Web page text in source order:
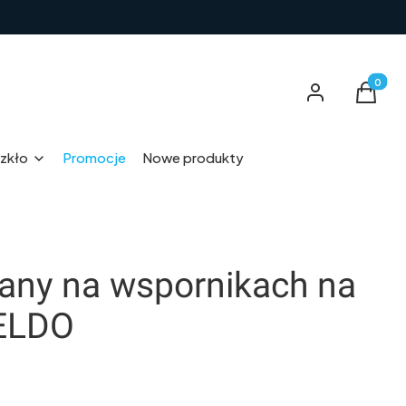
Zaloguj sięKoszyk
Promocje Nowe produkty
na wspornikach na